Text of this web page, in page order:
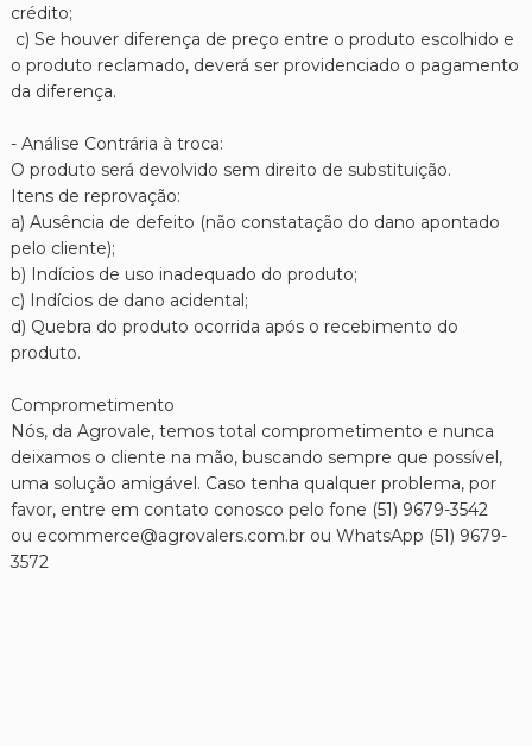
crédito;
c) Se houver diferença de preço entre o produto escolhido e
o produto reclamado, deverá ser providenciado o pagamento
da diferença.
- Análise Contrária à troca:
O produto será devolvido sem direito de substituição.
Itens de reprovação:
a) Ausência de defeito (não constatação do dano apontado
pelo cliente);
b) Indícios de uso inadequado do produto;
c) Indícios de dano acidental;
d) Quebra do produto ocorrida após o recebimento do
produto.
Comprometimento
Nós, da Agrovale, temos total comprometimento e nunca
deixamos o cliente na mão, buscando sempre que possível,
uma solução amigável. Caso tenha qualquer problema, por
favor, entre em contato conosco pelo fone (51) 9679-3542
ou ecommerce@agrovalers.com.br ou WhatsApp (51) 9679-
3572